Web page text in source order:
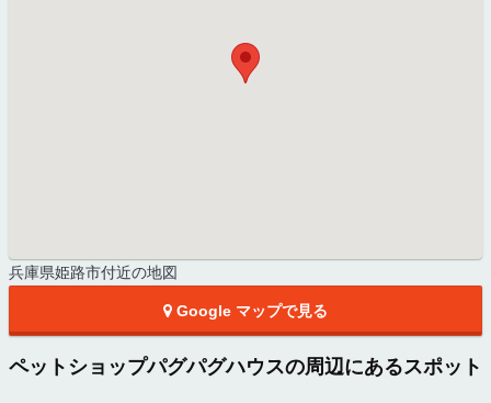
兵庫県姫路市付近の地図
Google マップで見る
ペットショップパグパグハウスの周辺にあるスポット